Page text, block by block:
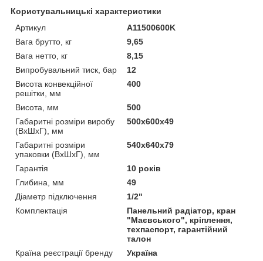
Користувальницькі характеристики
Артикул
A11500600K
Вага брутто, кг
9,65
Вага нетто, кг
8,15
Випробувальний тиск, бар
12
Висота конвекційної
решітки, мм
400
Висота, мм
500
Габаритні розміри виробу
(ВхШхГ), мм
500х600х49
Габаритні розміри
упаковки (ВхШхГ), мм
540х640х79
Гарантія
10 років
Глибина, мм
49
Діаметр підключення
1/2"
Комплектація
Панельний радіатор, кран
"Маєвського", кріплення,
техпаспорт, гарантійний
талон
Країна реєстрації бренду
Україна